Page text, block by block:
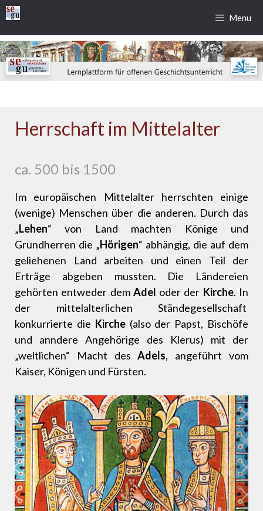
Zum
Inhalt
springen
Menu
Herrschaft im Mittelalter
ca. 500 bis 1500
Im europäischen Mittelalter herrschten einige
(wenige) Menschen über die anderen. Durch das
„Lehen“ von Land machten Könige und
Grundherren die „Hörigen“ abhängig, die auf dem
geliehenen Land arbeiten und einen Teil der
Erträge abgeben mussten. Die Ländereien
gehörten entweder dem Adel oder der Kirche. In
der mittelalterlichen Ständegesellschaft
konkurrierte die Kirche(also der Papst, Bischöfe
und anndere Angehörige des Klerus) mit der
„weltlichen“ Macht desAdels, angeführt vom
Kaiser, Königen und Fürsten.